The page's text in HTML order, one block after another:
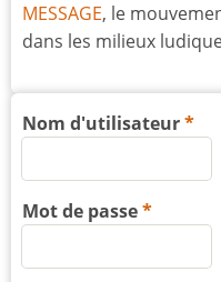
MESSAGE, le
dans les milieux
Nom d'utilisateur
Mot de passe